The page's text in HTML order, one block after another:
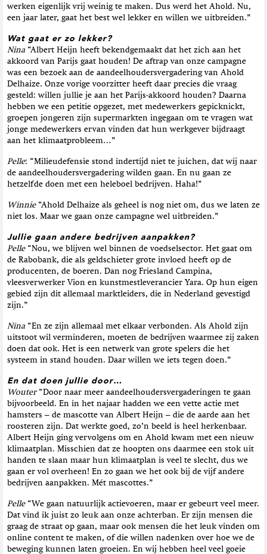
werken eigenlijk vrij weinig te maken. Dus werd het Ahold. Nu,
een jaar later, gaat het best wel lekker en willen we uitbreiden.”
Wat gaat er zo lekker?
Nina “Albert Heijn heeft bekendgemaakt dat het zich aan het
akkoord van Parijs gaat houden! De aftrap van onze campagne
was een bezoek aan de aandeelhoudersvergadering van Ahold
Delhaize. Onze vorige voorzitter heeft daar precies die vraag
gesteld: willen jullie je aan het Parijs-akkoord houden? Daarna
hebben we een petitie opgezet, met medewerkers gepicknickt,
groepen jongeren zijn supermarkten ingegaan om te vragen wat
jonge medewerkers ervan vinden dat hun werkgever bijdraagt
aan het klimaatprobleem…”
Pelle: “Milieudefensie stond indertijd niet te juichen, dat wij naar
de aandeelhoudersvergadering wilden gaan. En nu gaan ze
hetzelfde doen met een heleboel bedrijven. Haha!”
Winnie “Ahold Delhaize als geheel is nog niet om, dus we laten ze
niet los. Maar we gaan onze campagne wel uitbreiden.”
Jullie gaan andere bedrijven aanpakken?
Pelle “Nou, we blijven wel binnen de voedselsector. Het gaat om
de Rabobank, die als geldschieter grote invloed heeft op de
producenten, de boeren. Dan nog Friesland Campina,
vleesverwerker Vion en kunstmestleverancier Yara. Op hun eigen
gebied zijn dit allemaal marktleiders, die in Nederland gevestigd
zijn.”
Nina “En ze zijn allemaal met elkaar verbonden. Als Ahold zijn
uitstoot wil verminderen, moeten de bedrijven waarmee zij zaken
doen dat ook. Het is een netwerk van grote spelers die het
systeem in stand houden. Daar willen we iets tegen doen.”
En dat doen jullie door…
Wouter “Door naar meer aandeelhoudersvergaderingen te gaan
bijvoorbeeld. En in het najaar hadden we een vette actie met
hamsters – de mascotte van Albert Heijn – die de aarde aan het
roosteren zijn. Dat werkte goed, zo’n beeld is heel herkenbaar.
Albert Heijn ging vervolgens om en Ahold kwam met een nieuw
klimaatplan. Misschien dat ze hoopten ons daarmee een stok uit
handen te slaan maar hun klimaatplan is veel te slecht, dus we
gaan er vol overheen! En zo gaan we het ook bij de vijf andere
bedrijven aanpakken. Mét mascottes.”
Pelle “We gaan natuurlijk actievoeren, maar er gebeurt veel meer.
Dat vind ik juist zo leuk aan onze achterban. Er zijn mensen die
graag de straat op gaan, maar ook mensen die het leuk vinden om
online content te maken, of die willen nadenken over hoe we de
beweging kunnen laten groeien. En wij hebben heel veel goeie